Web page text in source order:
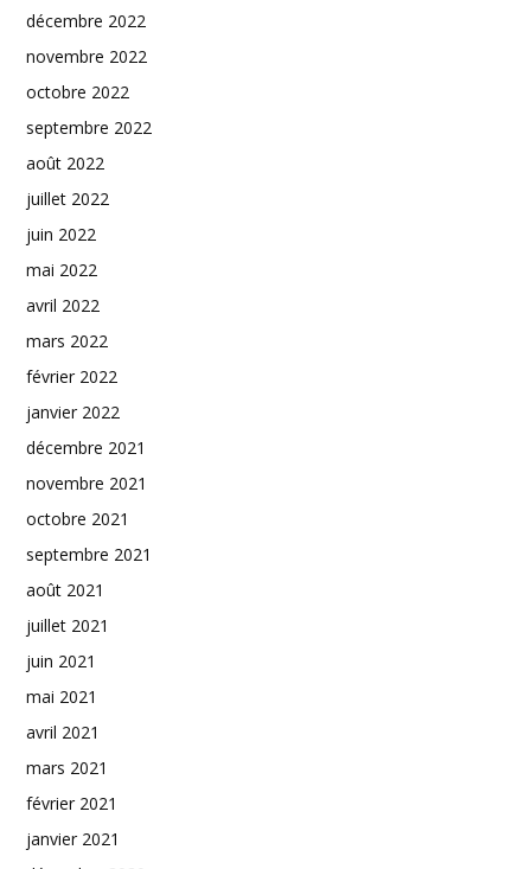
décembre 2022
novembre 2022
octobre 2022
septembre 2022
août 2022
juillet 2022
juin 2022
mai 2022
avril 2022
mars 2022
février 2022
janvier 2022
décembre 2021
novembre 2021
octobre 2021
septembre 2021
août 2021
juillet 2021
juin 2021
mai 2021
avril 2021
mars 2021
février 2021
janvier 2021